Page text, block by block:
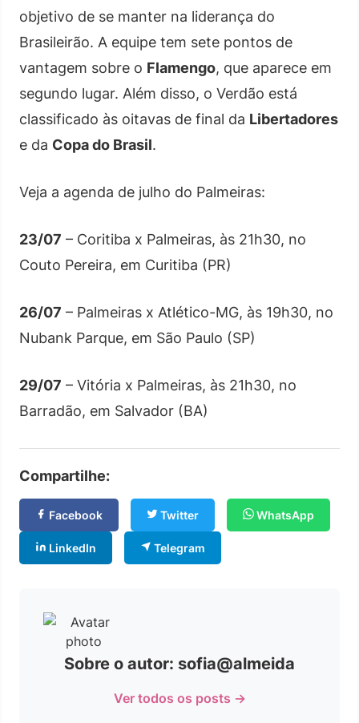
objetivo de se manter na liderança do
Brasileirão. A equipe tem sete pontos de
vantagem sobre o Flamengo, que aparece em
segundo lugar. Além disso, o Verdão está
classificado às oitavas de final da Libertadores
e da Copa do Brasil.
Veja a agenda de julho do Palmeiras:
23/07 – Coritiba x Palmeiras, às 21h30, no
Couto Pereira, em Curitiba (PR)
26/07 – Palmeiras x Atlético-MG, às 19h30, no
Nubank Parque, em São Paulo (SP)
29/07 – Vitória x Palmeiras, às 21h30, no
Barradão, em Salvador (BA)
Compartilhe:
Facebook Twitter WhatsApp
LinkedIn Telegram
Sobre o autor: sofia@almeida
Ver todos os posts →